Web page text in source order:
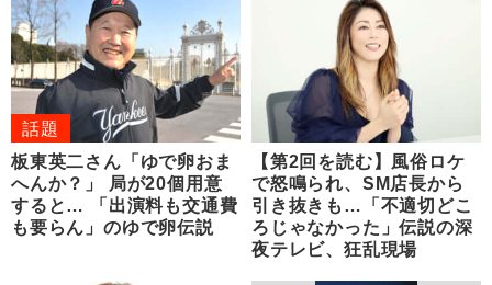
話題
板東英二さん「ゆで卵おま
へんか？」 局が20個用意
すると… 「出演料も交通費
も要らん」のゆで卵伝説
【第2回を読む】風俗ロケ
で怒鳴られ、SM店長から
引き抜きも…「不適切どこ
ろじゃなかった」伝説の深
夜テレビ、狂乱現場